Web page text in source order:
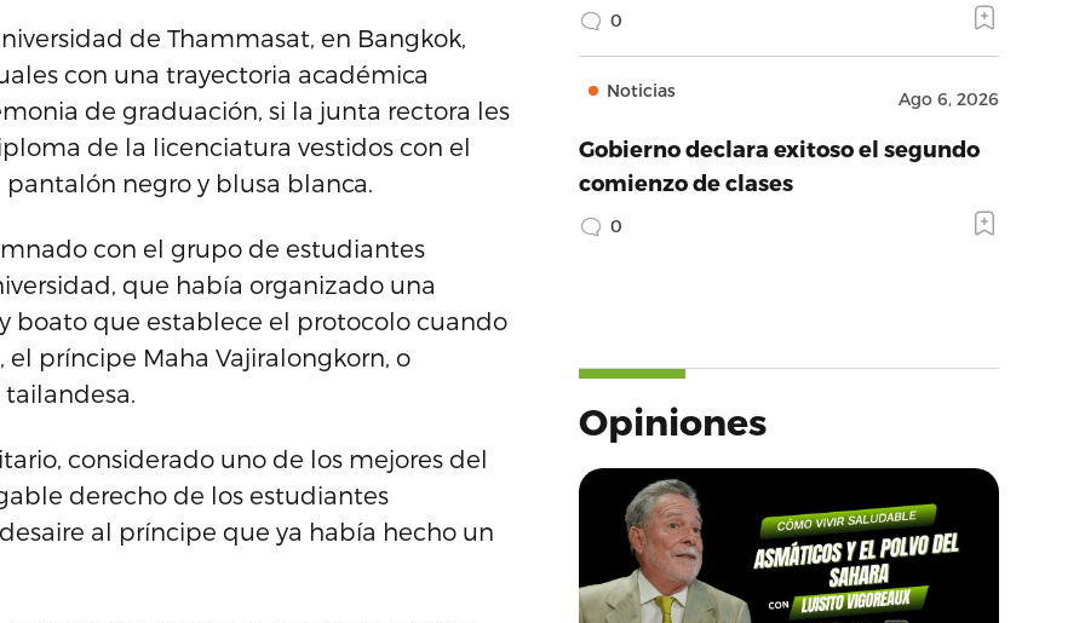
de Thammasat, en Bangkok,
con una trayectoria académica
de graduación, si la junta rectora les
de la licenciatura vestidos con el
negro y blusa blanca.
con el grupo de estudiantes
que había organizado una
boato que establece el protocolo cuando
el príncipe Maha Vajiralongkorn, o
considerado uno de los mejores del
derecho de los estudiantes
al príncipe que ya había hecho un
0
Noticias Ago 6, 2026
Gobierno declara exitoso el segundo
comienzo de clases
0
Opiniones